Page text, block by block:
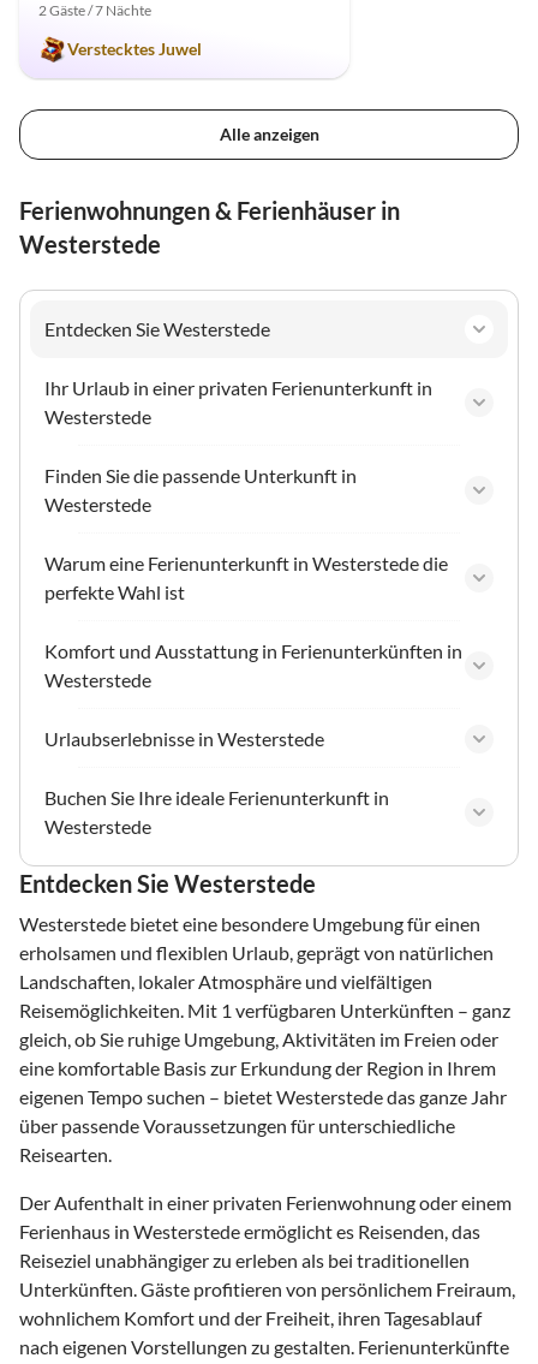
2 Gäste / 7 Nächte
Verstecktes Juwel
Alle anzeigen
Ferienwohnungen & Ferienhäuser in
Westerstede
Entdecken Sie Westerstede
Ihr Urlaub in einer privaten Ferienunterkunft in
Westerstede
Finden Sie die passende Unterkunft in
Westerstede
Warum eine Ferienunterkunft in Westerstede die
perfekte Wahl ist
Komfort und Ausstattung in Ferienunterkünften in
Westerstede
Urlaubserlebnisse in Westerstede
Buchen Sie Ihre ideale Ferienunterkunft in
Westerstede
Entdecken Sie Westerstede
Westerstede bietet eine besondere Umgebung für einen
erholsamen und flexiblen Urlaub, geprägt von natürlichen
Landschaften, lokaler Atmosphäre und vielfältigen
Reisemöglichkeiten. Mit 1 verfügbaren Unterkünften – ganz
gleich, ob Sie ruhige Umgebung, Aktivitäten im Freien oder
eine komfortable Basis zur Erkundung der Region in Ihrem
eigenen Tempo suchen – bietet Westerstede das ganze Jahr
über passende Voraussetzungen für unterschiedliche
Reisearten.
Der Aufenthalt in einer privaten Ferienwohnung oder einem
Ferienhaus in Westerstede ermöglicht es Reisenden, das
Reiseziel unabhängiger zu erleben als bei traditionellen
Unterkünften. Gäste profitieren von persönlichem Freiraum,
wohnlichem Komfort und der Freiheit, ihren Tagesablauf
nach eigenen Vorstellungen zu gestalten. Ferienunterkünfte